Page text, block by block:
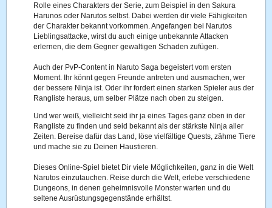
Rolle eines Charakters der Serie, zum Beispiel in den Sakura
Harunos oder Narutos selbst. Dabei werden dir viele Fähigkeiten
der Charakter bekannt vorkommen. Angefangen bei Narutos
Lieblingsattacke, wirst du auch einige unbekannte Attacken
erlernen, die dem Gegner gewaltigen Schaden zufügen.
Auch der PvP-Content in Naruto Saga begeistert vom ersten
Moment. Ihr könnt gegen Freunde antreten und ausmachen, wer
der bessere Ninja ist. Oder ihr fordert einen starken Spieler aus der
Rangliste heraus, um selber Plätze nach oben zu steigen.
Und wer weiß, vielleicht seid ihr ja eines Tages ganz oben in der
Rangliste zu finden und seid bekannt als der stärkste Ninja aller
Zeiten. Bereise dafür das Land, löse vielfältige Quests, zähme Tiere
und mache sie zu Deinen Haustieren.
Dieses Online-Spiel bietet Dir viele Möglichkeiten, ganz in die Welt
Narutos einzutauchen. Reise durch die Welt, erlebe verschiedene
Dungeons, in denen geheimnisvolle Monster warten und du
seltene Ausrüstungsgegenstände erhältst.